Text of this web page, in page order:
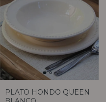
PLATO HONDO QUEEN